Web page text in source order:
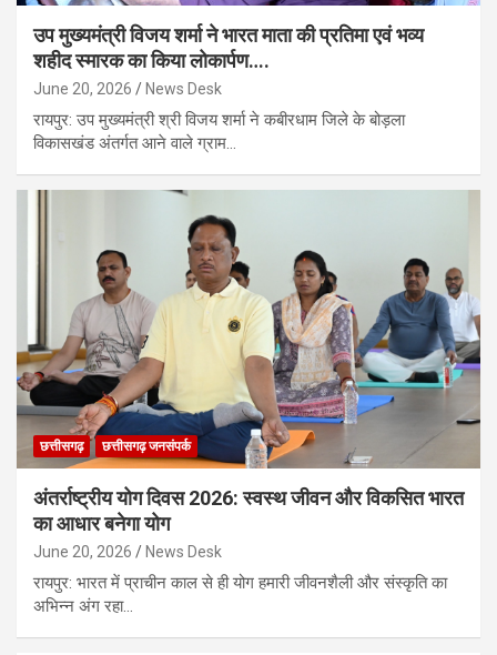
उप मुख्यमंत्री विजय शर्मा ने भारत माता की प्रतिमा एवं भव्य
शहीद स्मारक का किया लोकार्पण….
June 20, 2026 News Desk
रायपुर: उप मुख्यमंत्री श्री विजय शर्मा ने कबीरधाम जिले के बोड़ला
विकासखंड अंतर्गत आने वाले ग्राम…
छत्तीसगढ़ छत्तीसगढ़ जनसंपर्क
अंतर्राष्ट्रीय योग दिवस 2026: स्वस्थ जीवन और विकसित भारत
का आधार बनेगा योग
June 20, 2026 News Desk
रायपुर: भारत में प्राचीन काल से ही योग हमारी जीवनशैली और संस्कृति का
अभिन्न अंग रहा…